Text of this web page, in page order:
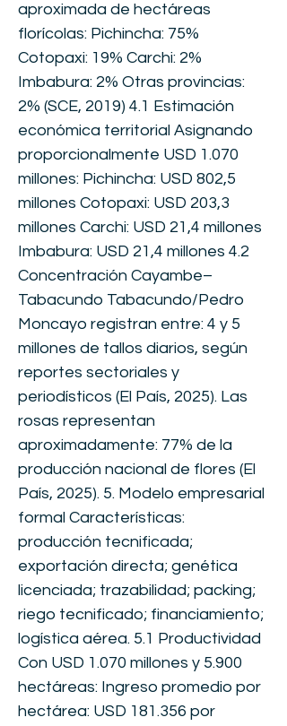
aproximada de hectáreas
florícolas: Pichincha: 75%
Cotopaxi: 19% Carchi: 2%
Imbabura: 2% Otras provincias:
2% (SCE, 2019) 4.1 Estimación
económica territorial Asignando
proporcionalmente USD 1.070
millones: Pichincha: USD 802,5
millones Cotopaxi: USD 203,3
millones Carchi: USD 21,4 millones
Imbabura: USD 21,4 millones 4.2
Concentración Cayambe–
Tabacundo Tabacundo/Pedro
Moncayo registran entre: 4 y 5
millones de tallos diarios, según
reportes sectoriales y
periodísticos (El País, 2025). Las
rosas representan
aproximadamente: 77% de la
producción nacional de flores (El
País, 2025). 5. Modelo empresarial
formal Características:
producción tecnificada;
exportación directa; genética
licenciada; trazabilidad; packing;
riego tecnificado; financiamiento;
logística aérea. 5.1 Productividad
Con USD 1.070 millones y 5.900
hectáreas: Ingreso promedio por
hectárea: USD 181.356 por